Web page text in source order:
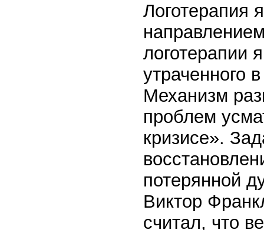
Логотерапия
логотерапии
утраченного
Механизм
проблем
кризисе».
потерянной
Виктор
считал, что